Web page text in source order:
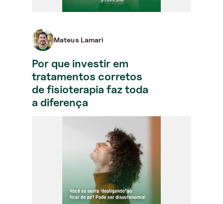
Mateus Lamari
Por que investir em
tratamentos corretos
de fisioterapia faz toda
a diferença